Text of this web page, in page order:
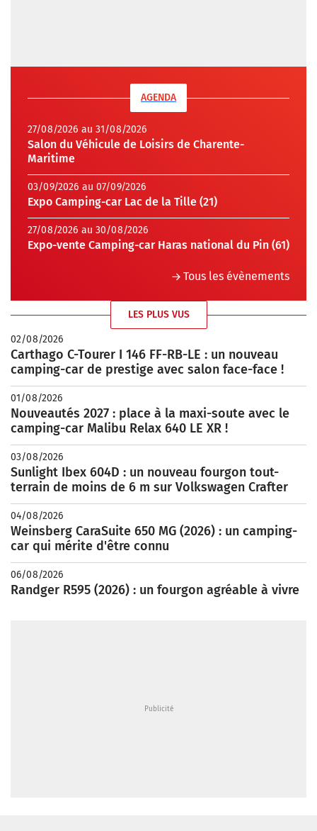
AGENDA
27/08/2026 au 31/08/2026
Salon du Véhicule de Loisirs de Charente-
Maritime
03/09/2026 au 07/09/2026
Expo Camping-car Lac de la Tille (21)
27/08/2026 au 30/08/2026
Expo-vente Camping-car Haras national du Pin (61)
Tous les évènements
LES PLUS VUS
02/08/2026
Carthago C-Tourer I 146 FF-RB-LE : un nouveau
camping-car de prestige avec salon face-face !
01/08/2026
Nouveautés 2027 : place à la maxi-soute avec le
camping-car Malibu Relax 640 LE XR !
03/08/2026
Sunlight Ibex 604D : un nouveau fourgon tout-
terrain de moins de 6 m sur Volkswagen Crafter
04/08/2026
Weinsberg CaraSuite 650 MG (2026) : un camping-
car qui mérite d'être connu
06/08/2026
Randger R595 (2026) : un fourgon agréable à vivre